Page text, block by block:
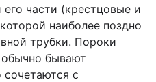
части (крестцовые и
наиболее поздно
трубки. Пороки
обычно бывают
с